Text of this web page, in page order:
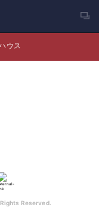
ウス
Reserved.